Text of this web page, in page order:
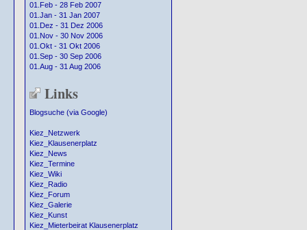
01.Feb - 28 Feb 2007
01.Jan - 31 Jan 2007
01.Dez - 31 Dez 2006
01.Nov - 30 Nov 2006
01.Okt - 31 Okt 2006
01.Sep - 30 Sep 2006
01.Aug - 31 Aug 2006
Links
Blogsuche (via Google)
Kiez_Netzwerk
Kiez_Klausenerplatz
Kiez_News
Kiez_Termine
Kiez_Wiki
Kiez_Radio
Kiez_Forum
Kiez_Galerie
Kiez_Kunst
Kiez_Mieterbeirat Klausenerplatz